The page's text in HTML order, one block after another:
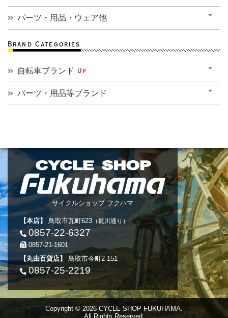
パーツ・用品・ウェア他
Brand Categories
自転車ブランド Up
パーツ・用品等ブランド
サイクルショップ フクハマ
【本店】 鳥取市瓦町623 （梶川通り）
0857-22-6327
0857-21-1601
【丸由百貨店】
鳥取市今町2-151
0857-25-2219
Copyright © 2026 CYCLE SHOP FUKUHAMA.
All Rights Reserved.